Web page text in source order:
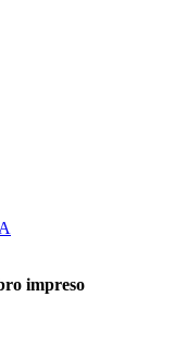
impreso